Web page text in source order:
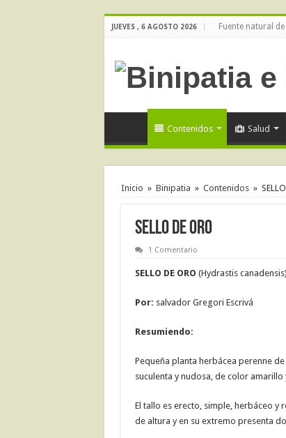
JUEVES , 6 AGOSTO 2026 Fuente natural
Contenidos Salud
Inicio » Binipatia » Contenidos »
SELLO DE ORO
1 Comentario
SELLO DE ORO (Hydrastis canadensis)
Por: salvador Gregori Escrivá
Resumiendo:
Pequeña planta herbácea perenne
suculenta y nudosa, de color
El tallo es erecto, simple, herbáceo y
de altura y en su extremo presenta